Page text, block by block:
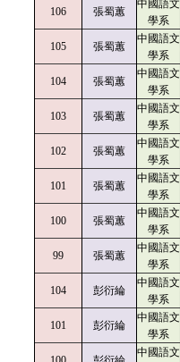
106 張蜀蕙
中國語文
學系
105 張蜀蕙
中國語文
學系
104 張蜀蕙
中國語文
學系
103 張蜀蕙
中國語文
學系
102 張蜀蕙
中國語文
學系
101 張蜀蕙
中國語文
學系
100 張蜀蕙
中國語文
學系
99 張蜀蕙
中國語文
學系
104 彭衍綸
中國語文
學系
101 彭衍綸
中國語文
學系
中國語文